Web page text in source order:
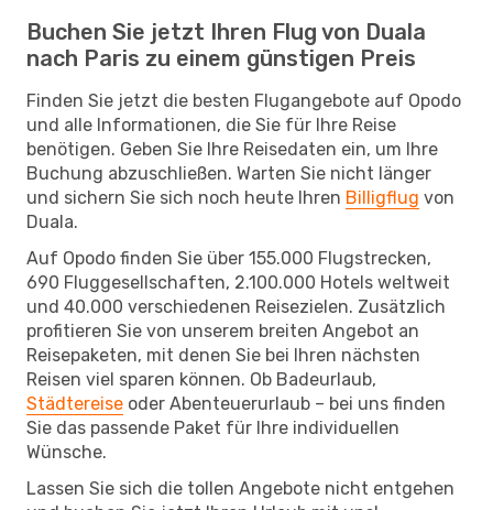
Buchen Sie jetzt Ihren Flug von Duala
nach Paris zu einem günstigen Preis
Finden Sie jetzt die besten Flugangebote auf Opodo
und alle Informationen, die Sie für Ihre Reise
benötigen. Geben Sie Ihre Reisedaten ein, um Ihre
Buchung abzuschließen. Warten Sie nicht länger
und sichern Sie sich noch heute Ihren Billigflug von
Duala.
Auf Opodo finden Sie über 155.000 Flugstrecken,
690 Fluggesellschaften, 2.100.000 Hotels weltweit
und 40.000 verschiedenen Reisezielen. Zusätzlich
profitieren Sie von unserem breiten Angebot an
Reisepaketen, mit denen Sie bei Ihren nächsten
Reisen viel sparen können. Ob Badeurlaub,
Städtereise oder Abenteuerurlaub – bei uns finden
Sie das passende Paket für Ihre individuellen
Wünsche.
Lassen Sie sich die tollen Angebote nicht entgehen